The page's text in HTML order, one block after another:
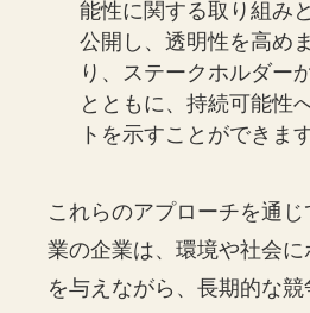
能性に関する取り組み
公開し、透明性を高め
り、ステークホルダー
とともに、持続可能性
トを示すことができます
これらのアプローチを通
業の企業は、環境や社会
を与えながら、長期的な